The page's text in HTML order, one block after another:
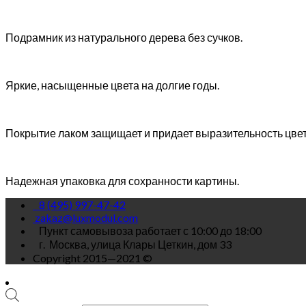
Подрамник из натурального дерева без сучков.
Яркие, насыщенные цвета на долгие годы.
Покрытие лаком защищает и придает выразительность
Надежная упаковка для сохранности картины.
8 (495) 997-47-42
zakaz@luxmodul.com
Пункт самовывоза работает с 10:00 до 18:00
г. Москва, улица Клары Цеткин, дом 33
Copyright 2015—2021 ©